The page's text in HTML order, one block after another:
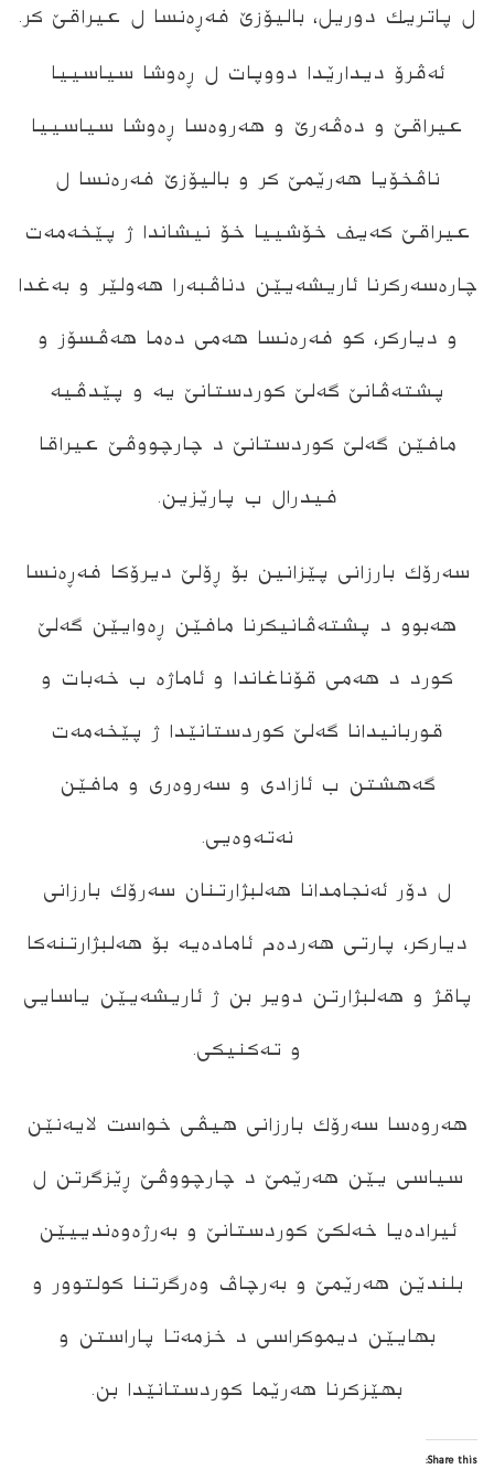
ل پاتریك دوریل، بالیۆزێ فەڕەنسا ل عیراقێ كر.
ئەڤرۆ دیدارێدا دووپات ل ڕەوشا سیاسییا
عیراقێ و دەڤەرێ و هەروەسا ڕەوشا سیاسییا
ناڤخۆیا هەرێمێ كر و بالیۆزێ فەرەنسا ل
عیراقێ كەیف خۆشییا خۆ نیشاندا ژ پێخەمەت
چارەسەركرنا ئاریشەیێن دناڤبەرا هەولێر و بەغدا
و دیاركر، كو فەرەنسا هەمی دەما هەڤسۆز و
پشتەڤانێ گەلێ كوردستانێ یە و پێدڤیە
مافێن گەلێ كوردستانێ د چارچووڤێ عیراقا
فیدرال ب پارێزین.
سەرۆك بارزانی پێزانین بۆ ڕۆلێ دیرۆكا فەڕەنسا
هەبوو د پشتەڤانیكرنا مافێن ڕەوایێن گەلێ
كورد د هەمی قۆناغاندا و ئاماژە ب خەبات و
قوربانیدانا گەلێ كوردستانێدا ژ پێخەمەت
گەهشتن ب ئازادی و سەروەری و مافێن
نەتەوەیی.
ل دۆر ئەنجامدانا هەلبژارتنان سەرۆك بارزانی
دیاركر، پارتی هەردەم ئامادەیە بۆ هەلبژارتنەكا
پاقژ و هەلبژارتن دویر بن ژ ئاریشەیێن یاسایی
و تەکنیکی.
هەروەسا سەرۆك بارزانی هیڤی خواست لایەنێن
سیاسی یێن هەرێمێ د چارچووڤێ ڕێزگرتن ل
ئیرادەیا خەلكێ كوردستانێ و بەرژەوەندییێن
بلندێن هەرێمێ و بەرچاڤ وەرگرتنا كولتوور و
بهایێن دیموكراسی د خزمەتا پاراستن و
بهێزكرنا هەرێما كوردستانێدا بن.
Share this: